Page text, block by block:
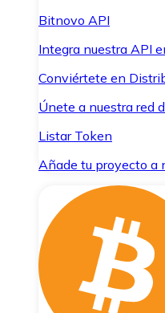
Bitnovo API
Integra nuestra API
Conviértete en
Únete a nuestra red
Listar Token
Añade tu proyecto a